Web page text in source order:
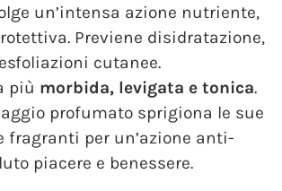
un’intensa azione nutriente,
Previene disidratazione,
cutanee.
più morbida, levigata e tonica.
profumato sprigiona le sue
fragranti per un’azione anti-
piacere e benessere.